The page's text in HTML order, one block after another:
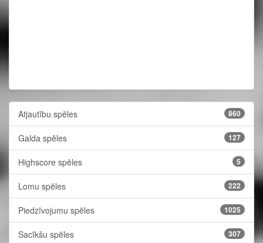
Atjautību spēles 860
Galda spēles 127
Highscore spēles 5
Lomu spēles 222
Piedzīvojumu spēles 1025
Sacīkšu spēles 307